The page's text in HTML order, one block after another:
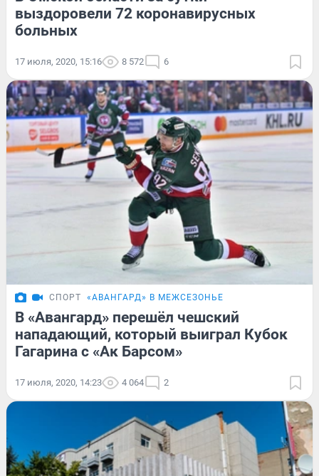
выздоровели 72 коронавирусных
больных
17 июля, 2020, 15:16 8 572 6
СПОРТ «АВАНГАРД» В МЕЖСЕЗОНЬЕ
В «Авангард» перешёл чешский
нападающий, который выиграл Кубок
Гагарина с «Ак Барсом»
17 июля, 2020, 14:23 4 064 2